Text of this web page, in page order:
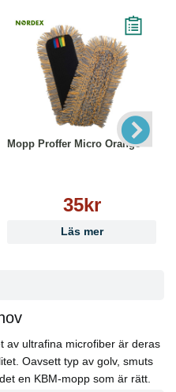
Mopp Proffer Micro Orange
35kr
Läs mer
av ultrafina microfiber är deras
Oavsett typ av golv, smuts
en KBM-mopp som är rätt.